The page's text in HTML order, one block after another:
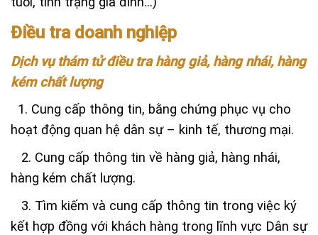
Điều tra doanh nghiệp
Dịch vụ thám tử điều tra hàng giả, hàng nhái, hàng
kém chất lượng
1. Cung cấp thông tin, bằng chứng phục vụ cho
hoạt động quan hệ dân sự – kinh tế, thương mại.
2. Cung cấp thông tin về hàng giả, hàng nhái,
hàng kém chất lượng.
3. Tìm kiếm và cung cấp thông tin trong việc ký
kết hợp đồng với khách hàng trong lĩnh vực Dân sự